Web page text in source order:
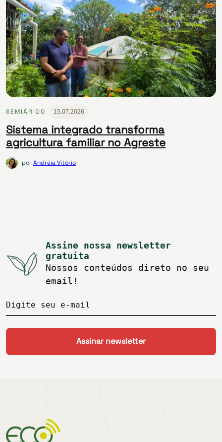
SEMIÁRIDO 15.07.2026
Sistema integrado transforma
agricultura familiar no Agreste
porAndréia Vitório
Assine nossa newsletter
gratuita
Nossos conteúdos direto no seu
email!
Digite seu e-mail